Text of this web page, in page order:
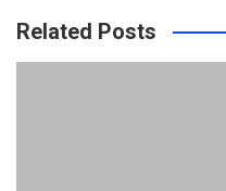
Related Posts